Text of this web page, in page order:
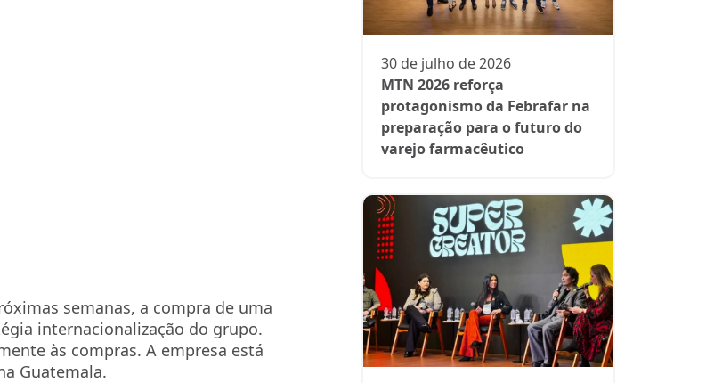
semanas, a compra de uma
internacionalização do grupo.
às compras. A empresa está
Guatemala.
30 de julho de 2026
MTN 2026 reforça
protagonismo da Febrafar na
preparação para o futuro do
varejo farmacêutico